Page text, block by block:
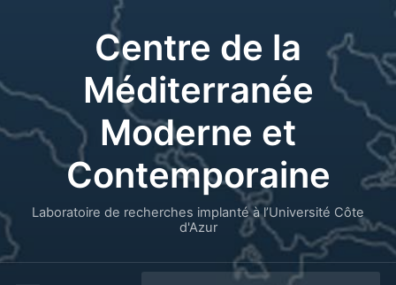
Centre de la
Méditerranée
Moderne et
Contemporaine
Laboratoire de recherches implanté à l’Université Côte
d'Azur